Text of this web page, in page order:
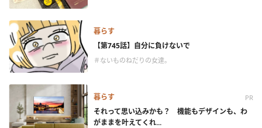
暮らす
【第745話】自分に負けないで
＃ないものねだりの女達。
暮らす PR
それって思い込みかも？ 機能もデザインも、わ
がままを叶えてくれ...